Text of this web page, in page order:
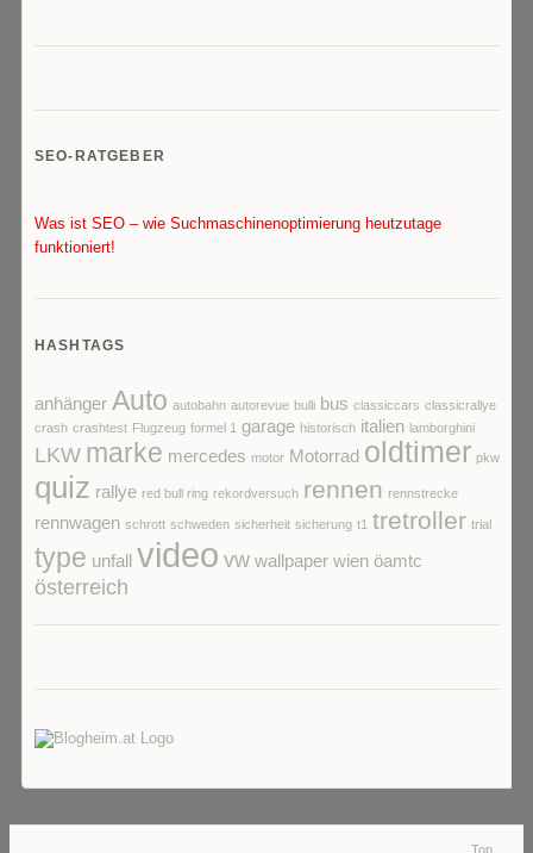
SEO-RATGEBER
Was ist SEO – wie Suchmaschinenoptimierung heutzutage
funktioniert!
HASHTAGS
anhänger Auto autobahn autorevue bulli bus classiccars classicrallye
crash crashtest Flugzeug formel 1 garage historisch italien lamborghini
LKW marke mercedes motor Motorrad oldtimer pkw
quiz rallye red bull ring rekordversuch rennen rennstrecke
rennwagen schrott schweden sicherheit sicherung t1 tretroller trial
type unfall video vw wallpaper wien öamtc
österreich
Top